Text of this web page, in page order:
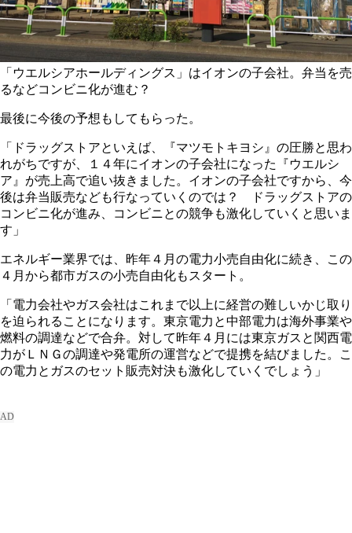
「ウエルシアホールディングス」はイオンの子会社。弁当を売
るなどコンビニ化が進む？
最後に今後の予想もしてもらった。
「ドラッグストアといえば、『マツモトキヨシ』の圧勝と思わ
れがちですが、１４年にイオンの子会社になった『ウエルシ
ア』が売上高で追い抜きました。イオンの子会社ですから、今
後は弁当販売なども行なっていくのでは？ ドラッグストアの
コンビニ化が進み、コンビニとの競争も激化していくと思いま
す」
エネルギー業界では、昨年４月の電力小売自由化に続き、この
４月から都市ガスの小売自由化もスタート。
「電力会社やガス会社はこれまで以上に経営の難しいかじ取り
を迫られることになります。東京電力と中部電力は海外事業や
燃料の調達などで合弁。対して昨年４月には東京ガスと関西電
力がＬＮＧの調達や発電所の運営などで提携を結びました。こ
の電力とガスのセット販売対決も激化していくでしょう」